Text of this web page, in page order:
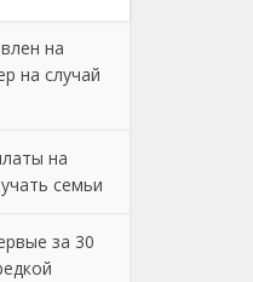
на
на случай
на
семьи
за 30